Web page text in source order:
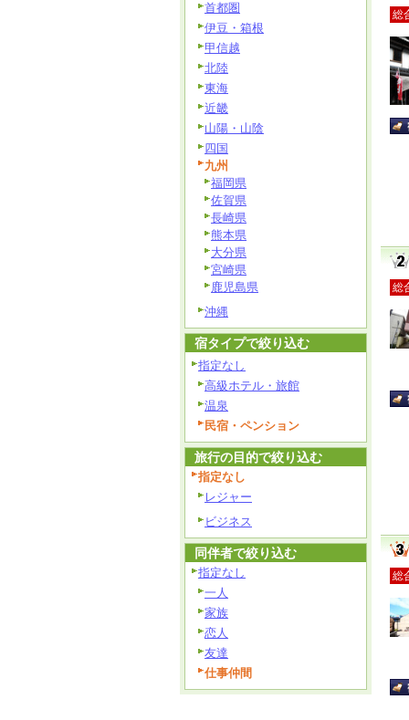
総
総
総
首都圏
伊豆・箱根
甲信越
北陸
東海
近畿
山陽・山陰
四国
九州
福岡県
佐賀県
長崎県
熊本県
大分県
宮崎県
鹿児島県
沖縄
宿タイプで絞り込む
指定なし
高級ホテル・旅館
温泉
民宿・ペンション
旅行の目的で絞り込む
指定なし
レジャー
ビジネス
同伴者で絞り込む
指定なし
一人
家族
恋人
友達
仕事仲間